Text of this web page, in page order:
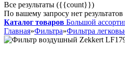
Все результаты ({{count}})
По вашему запросу нет результатов
Каталог товаров Большой
Главная»Фильтра»Фильтра